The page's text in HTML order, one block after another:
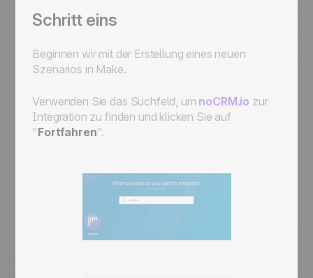
Schritt eins
Beginnen wir mit der Erstellung eines neuen
Szenarios in Make.
Verwenden Sie das Suchfeld, um noCRM.io zur
Integration zu finden und klicken Sie auf
"Fortfahren".